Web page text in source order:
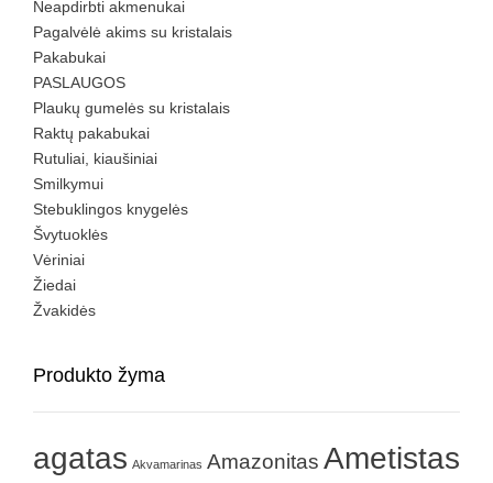
Neapdirbti akmenukai
Pagalvėlė akims su kristalais
Pakabukai
PASLAUGOS
Plaukų gumelės su kristalais
Raktų pakabukai
Rutuliai, kiaušiniai
Smilkymui
Stebuklingos knygelės
Švytuoklės
Vėriniai
Žiedai
Žvakidės
Produkto žyma
agatas Akvamarinas Amazonitas Ametistas